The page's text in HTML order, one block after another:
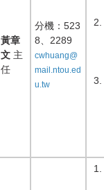
黃章
文 主
任
分機：523
8、2289
cwhuang@
mail.ntou.ed
u.tw